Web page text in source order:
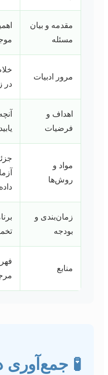
مقدمه و بیان
مسئله
مرور ادبیات
در
اهداف و
فرضیات
مواد و
روش‌ها
زمان‌بندی و
بودجه
منابع
🧪 جمع‌آوری